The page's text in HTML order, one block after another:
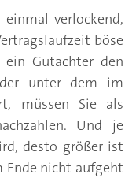
verlockend,
böse
Gutachter den
unter dem im
müssen Sie als
Und je
desto größer ist
Ende nicht aufgeht